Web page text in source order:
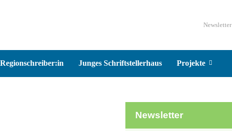
Newsletter
Junges Schriftstellerhaus Projekte
Newsletter